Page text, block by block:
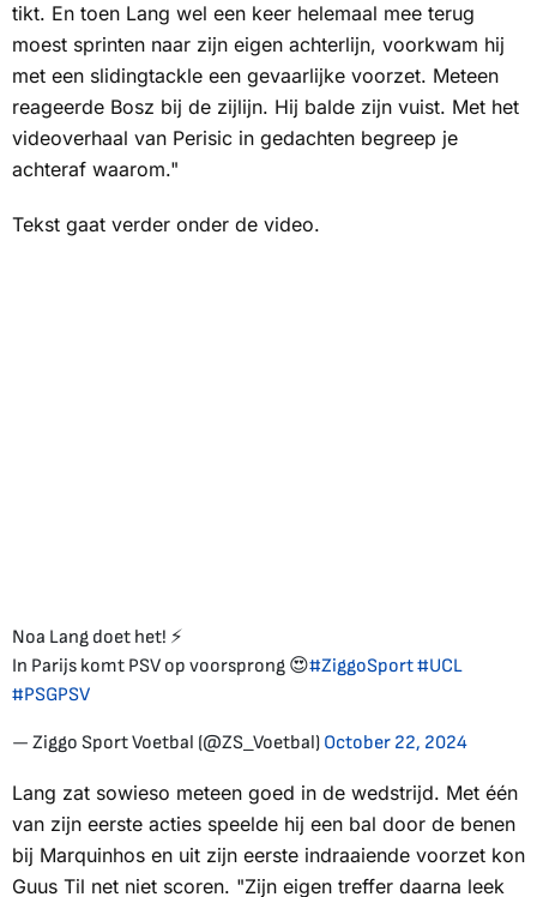
tikt. En toen Lang wel een keer helemaal mee terug
moest sprinten naar zijn eigen achterlijn, voorkwam hij
met een slidingtackle een gevaarlijke voorzet. Meteen
reageerde Bosz bij de zijlijn. Hij balde zijn vuist. Met het
videoverhaal van Perisic in gedachten begreep je
achteraf waarom."
Tekst gaat verder onder de video.
Noa Lang doet het! ⚡
In Parijs komt PSV op voorsprong 😍#ZiggoSport#UCL
#PSGPSV
— Ziggo Sport Voetbal (@ZS_Voetbal) October 22, 2024
Lang zat sowieso meteen goed in de wedstrijd. Met één
van zijn eerste acties speelde hij een bal door de benen
bij Marquinhos en uit zijn eerste indraaiende voorzet kon
Guus Til net niet scoren. "Zijn eigen treffer daarna leek